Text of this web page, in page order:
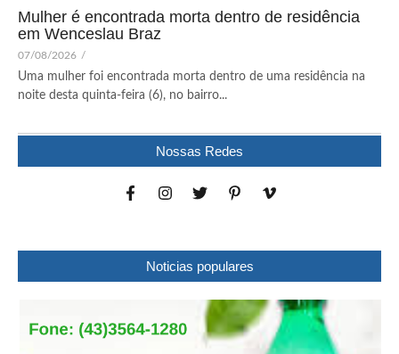
Mulher é encontrada morta dentro de residência
em Wenceslau Braz
07/08/2026 /
Uma mulher foi encontrada morta dentro de uma residência na
noite desta quinta-feira (6), no bairro...
Nossas Redes
Noticias populares